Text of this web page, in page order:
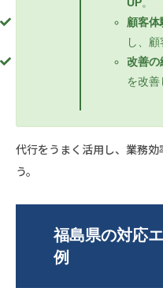
顧客体
し、顧
改善の
を改善
代行をうまく活用し、業務
う。
福島県の対応
例